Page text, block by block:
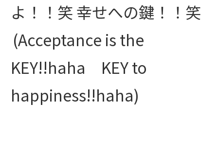
よ！！笑 幸せへの鍵！！笑
(Acceptance is the
KEY!!haha KEY to
happiness!!haha)